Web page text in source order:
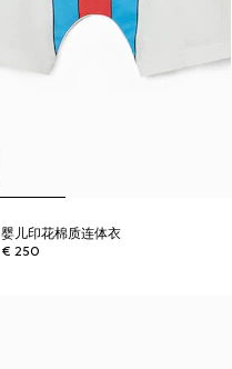
婴儿印花棉质连体衣
€ 250